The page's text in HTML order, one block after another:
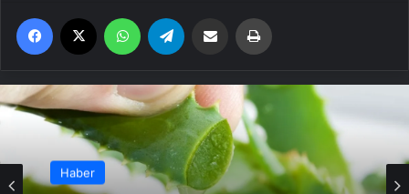
Facebook WhatsApp Email'den paylaş
Haber